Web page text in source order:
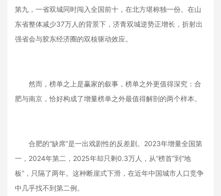
第九，一省双城同时闯入全国前十，在北方堪称独一份。在山
东省整体减少37万人的背景下，济青双城逆势正增长，折射出
强省会与胶东经济圈的双核驱动效应。
然而，榜单之上是赢家的叙事，榜单之外更值得深究：合
肥与南京，恰好构成了增量榜单之外最值得解剖的两个样本。
合肥的“缺席”是一出戏剧性的反差剧。2023年增量全国第
一，2024年第二，2025年却只剩0.3万人，从“榜首”到“地
板”，只隔了两年。这种断崖式下滑，在近年中国城市人口竞争
中几乎找不到第二例。